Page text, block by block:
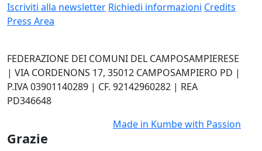
Iscriviti alla newsletter Richiedi informazioni Credits
Press Area
FEDERAZIONE DEI COMUNI DEL CAMPOSAMPIERESE
| VIA CORDENONS 17, 35012 CAMPOSAMPIERO PD |
P.IVA 03901140289 | CF. 92142960282 | REA
PD346648
Made in Kumbewith Passion
Grazie